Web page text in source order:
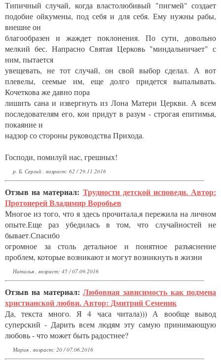
Типичный случай, когда властолюбивый "пигмей" создает
подобие ойкумены, под себя и для себя. Ему нужны рабы,
внешне он
благообразен и жаждет поклонения. По сути, довольно
мелкий бес. Напрасно Святая Церковь "миндальничает" с
ним, пытается
увещевать, не тот случай, он свой выбор сделал. А вот
плевелы, сеемые им, еще долго придется выпалывать.
Кочеткова же давно пора
лишить сана и извергнуть из Лона Матери Церкви. А всем
последователям его, кои придут в разум - строгая епитимья,
покаяние и
надзор со стороны руководства Прихода.
Господи, помилуй нас, грешных!
р. Б. Сергий , возраст: 62 / 29.11.2016
Отзыв на материал: Трудности детской исповеди. Автор:
Протоиерей Владимир Воробьев
Многое из того, что я здесь прочитала,я пережила на личном
опыте.Еще раз убедилась в том, что случайностей не
бывает.Спасибо
огромное за столь детальное и понятное разъяснение
проблем, которые возникают и могут возникнуть в жизни
Наталья , возраст: 45 / 07.09.2016
Отзыв на материал: Любовная зависимость как подмена
христианской любви. Автор: Дмитрий Семеник
Да, текста много. Я 4 часа читала))) А вообще вывод
суперский - Дарить всем людям эту самую принимающую
любовь - что может быть радостнее?
Мария , возраст: 20 / 07.06.2016